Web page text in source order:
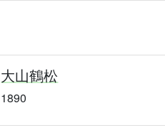
大山鶴松
1890